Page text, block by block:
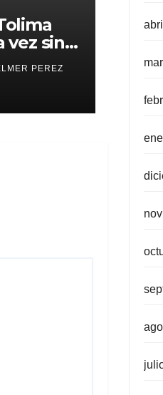
vez sin
PEREZ